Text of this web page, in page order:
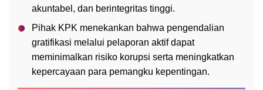
akuntabel, dan berintegritas tinggi.
Pihak KPK menekankan bahwa pengendalian
gratifikasi melalui pelaporan aktif dapat
meminimalkan risiko korupsi serta meningkatkan
kepercayaan para pemangku kepentingan.